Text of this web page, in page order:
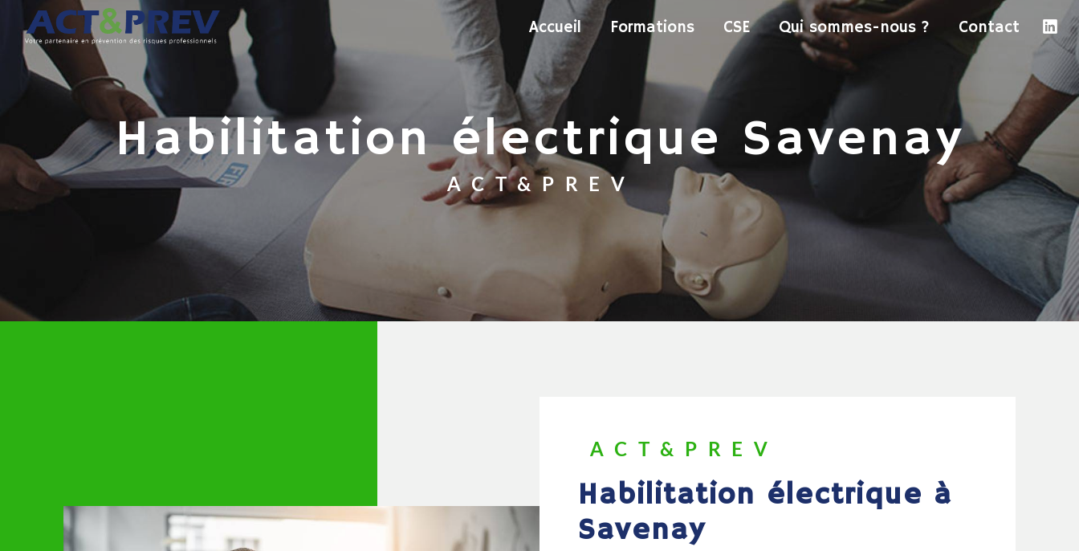
Accueil Formations CSE Qui sommes-nous ? Contact
habilitation électrique Savenay
ACT&PREV
ACT&PREV
habilitation électrique à
Savenay
Panneau de gestion des cookies